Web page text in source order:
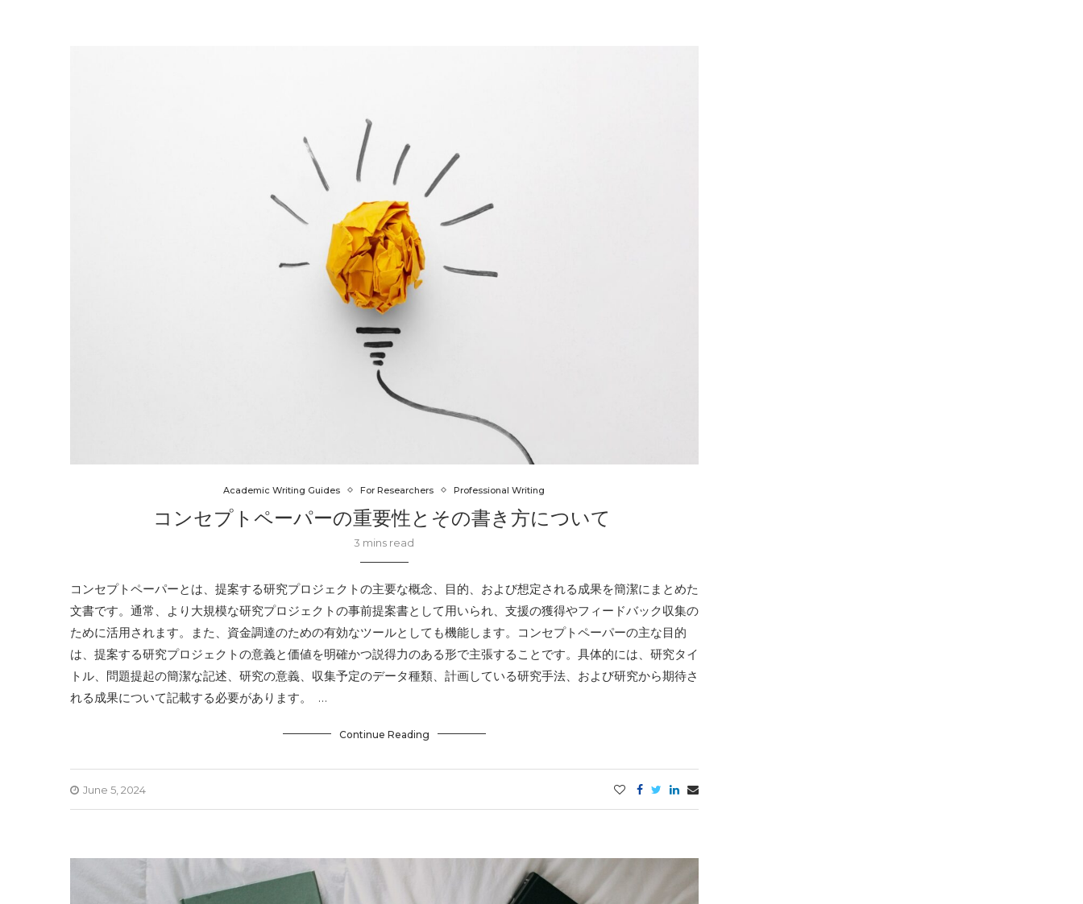
Academic Writing Guides For Researchers Professional Writing
コンセプトペーパーの重要性とその書き方について
3 mins read
コンセプトペーパーとは、提案する研究プロジェクトの主要な概念、目的、および想定される成果を簡潔にまとめた
文書です。通常、より大規模な研究プロジェクトの事前提案書として用いられ、支援の獲得やフィードバック収集の
ために活用されます。また、資金調達のための有効なツールとしても機能します。コンセプトペーパーの主な目的
は、提案する研究プロジェクトの意義と価値を明確かつ説得力のある形で主張することです。具体的には、研究タイ
トル、問題提起の簡潔な記述、研究の意義、収集予定のデータ種類、計画している研究手法、および研究から期待さ
れる成果について記載する必要があります。 …
Continue Reading
June 5, 2024